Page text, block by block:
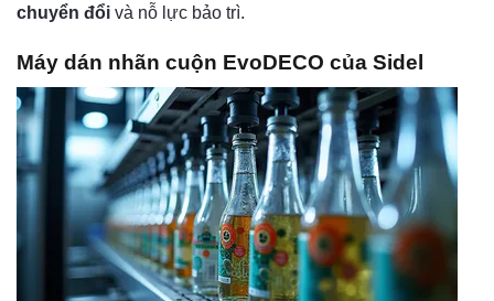
chuyển đổi và nỗ lực bảo trì.
Máy dán nhãn cuộn EvoDECO của Sidel